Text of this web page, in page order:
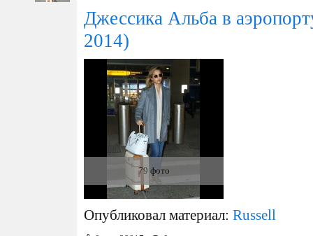
Джессика Альба в
2014)
79 фото
Опубликовал материал: Russell